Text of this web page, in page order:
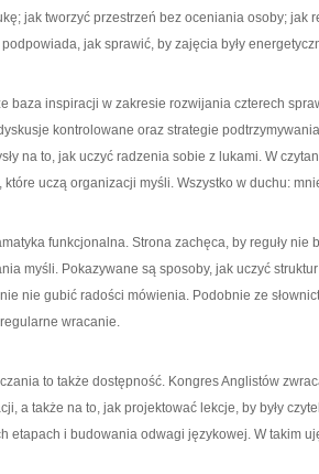
jak tworzyć przestrzeń bez oceniania osoby;
jak sprawić, by zajęcia były
baza inspiracji w zakresie rozwijania czterech
kontrolowane oraz strategie
na to, jak uczyć radzenia sobie z lukami. W
uczą organizacji myśli. Wszystko w duchu:
funkcjonalna. Strona zachęca, by reguły nie
myśli. Pokazywane są sposoby, jak uczyć
nie gubić radości mówienia. Podobnie ze
wracanie.
to także dostępność. Kongres Anglistów
a także na to, jak projektować lekcje, by były
etapach i budowania odwagi językowej. W takim